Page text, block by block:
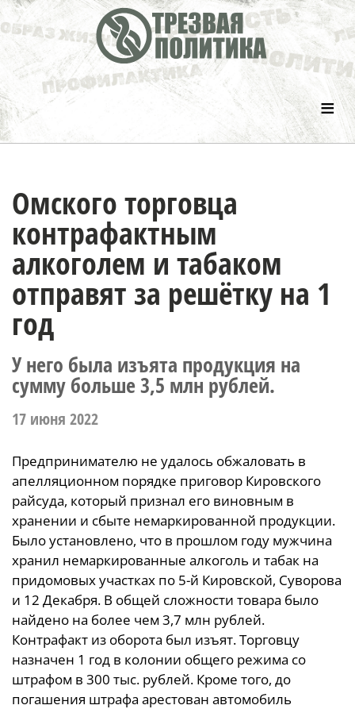
≡
Омского торговца
контрафактным
алкоголем и табаком
отправят за решётку на 1
год
У него была изъята продукция на
сумму больше 3,5 млн рублей.
17 июня 2022
Предпринимателю не удалось обжаловать в
апелляционном порядке приговор Кировского
райсуда, который признал его виновным в
хранении и сбыте немаркированной продукции.
Было установлено, что в прошлом году мужчина
хранил немаркированные алкоголь и табак на
придомовых участках по 5-й Кировской, Суворова
и 12 Декабря. В общей сложности товара было
найдено на более чем 3,7 млн рублей.
Контрафакт из оборота был изъят. Торговцу
назначен 1 год в колонии общего режима со
штрафом в 300 тыс. рублей. Кроме того, до
погашения штрафа арестован автомобиль